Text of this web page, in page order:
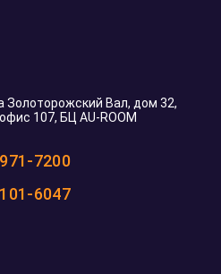
Золоторожский Вал, дом 32,
107, БЦ AU-ROOM
7200
6047